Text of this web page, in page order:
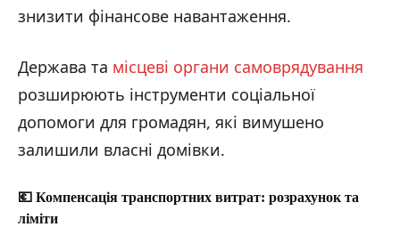
знизити фінансове навантаження.
Держава та місцеві органи самоврядування
розширюють інструменти соціальної
допомоги для громадян, які вимушено
залишили власні домівки.
💶 Компенсація транспортних витрат: розрахунок та
ліміти